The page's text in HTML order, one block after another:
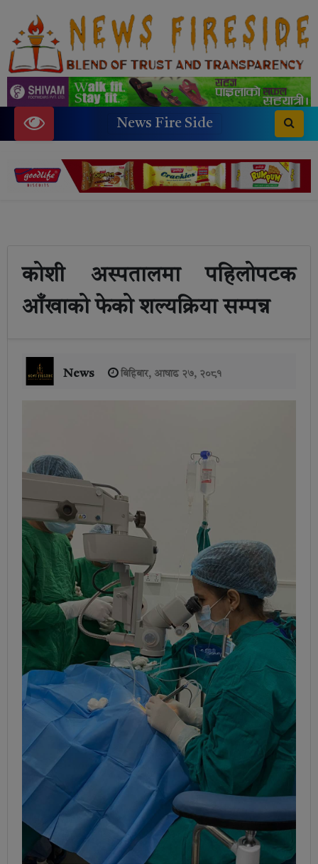
News Fire Side
कोशी अस्पतालमा पहिलोपटक
आँखाको फेको शल्यक्रिया सम्पन्न
News बिहिबार, आषाढ २७, २०८१